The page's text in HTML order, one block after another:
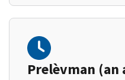
Prelèvman (an